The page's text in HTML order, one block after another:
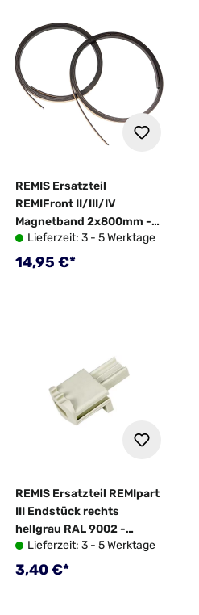
REMIS Ersatzteil
REMIFront II/III/IV
Magnetband 2x800mm -
10013845
Lieferzeit: 3 - 5 Werktage
Regulärer Preis:
14,95 €*
REMIS Ersatzteil REMIpart
III Endstück rechts
hellgrau RAL 9002 -
10013062
Lieferzeit: 3 - 5 Werktage
Regulärer Preis:
3,40 €*